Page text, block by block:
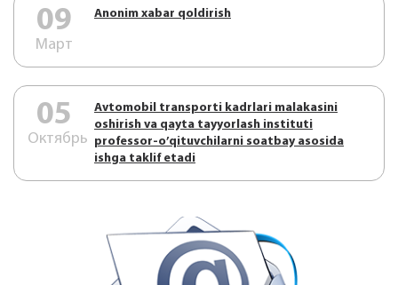
09
Март
Аnonim xabar qoldirish
05
Октябрь
Аvtоmоbil trаnspоrti kаdrlаri mаlаkаsini
оshirish vа qаytа tаyyorlаsh instituti
prоfеssоr-o’qituvchilаrni sоаtbаy аsоsidа
ishgа tаklif etаdi